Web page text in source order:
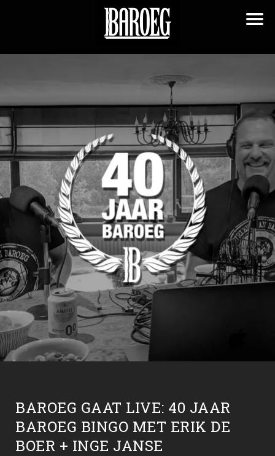
BAROEG GAAT LIVE: 40 JAAR
BAROEG BINGO MET ERIK DE
BOER + INGE JANSE